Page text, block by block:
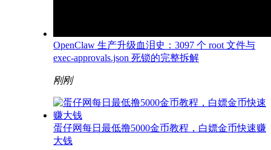
OpenClaw 生产升级血泪史：3097 个 root 文件与
exec-approvals.json 死锁的完整拆解
刚刚
蛋仔网每日最低撸5000金币教程，白嫖金币快速赚
大钱